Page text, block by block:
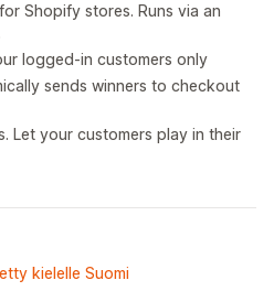
Shopify stores. Runs via an
logged-in customers only
sends winners to checkout
Let your customers play in their
kielelle Suomi